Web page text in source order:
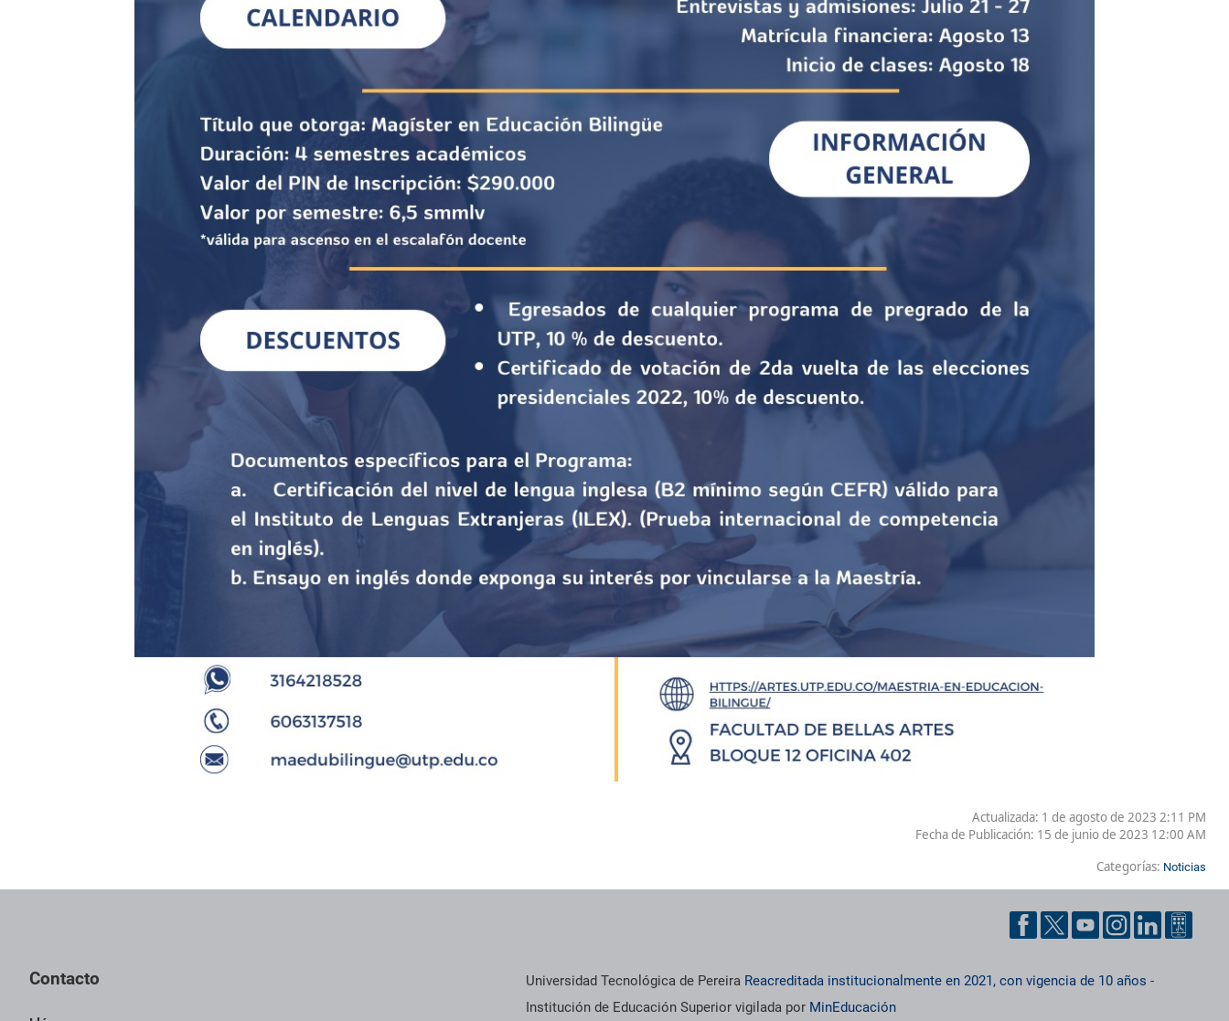
Actualizada: 1 de agosto de 2023 2:11 PM
Fecha de Publicación: 15 de junio de 2023 12:00 AM
Categorías: Noticias
Contacto Universidad Tecnológica de Pereira Reacreditada institucionalmente en 2021, con vigencia de 10 años -
Institución de Educación Superior vigilada por MinEducación